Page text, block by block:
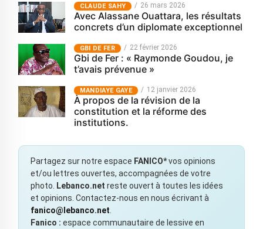
CLAUDE SAHY 26 mars 2026
Avec Alassane Ouattara, les résultats
concrets d’un diplomate exceptionnel
GBI DE FER 22 février 2026
Gbi de Fer : « Raymonde Goudou, je
t’avais prévenue »
MANDIAYE GAYE 12 janvier 2026
À propos de la révision de la
constitution et la réforme des
institutions.
Partagez sur notre espace FANICO*vos opinions
et/ou lettres ouvertes, accompagnées de votre
photo.
Lebanco.net reste ouvert à toutes les idées
et opinions. Contactez-nous en nous écrivant à
fanico@lebanco.net
Fanico : espace communautaire de lessive en